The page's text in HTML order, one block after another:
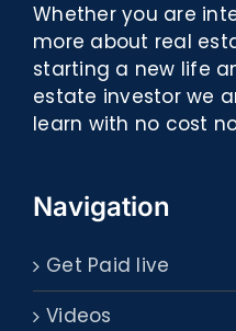
Whether you are
more about real
starting a new life
estate investor we
learn with no cost
Navigation
Get Paid live
Videos